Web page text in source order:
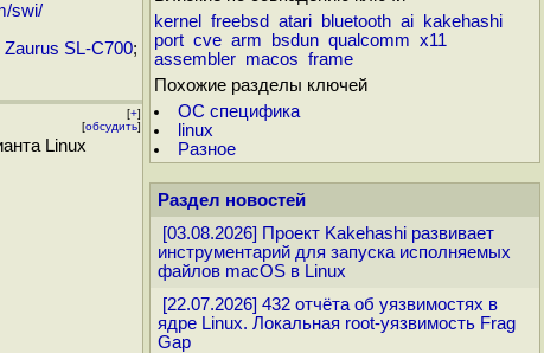
swi/
Zaurus SL-C700;
[+]
[обсудить]
Linux
kernel
freebsd atari bluetooth ai
kakehashi
port cve arm bsdun qualcomm x11
assembler macos frame
Похожие разделы ключей
ОС специфика
linux
Разное
Раздел новостей
[03.08.2026] Проект Kakehashi развивает
инструментарий для запуска исполняемых
файлов macOS в Linux
[22.07.2026] 432 отчёта об уязвимостях в
ядре Linux. Локальная root-уязвимость Frag
Gap